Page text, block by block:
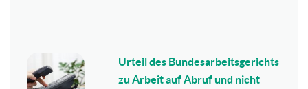
Urteil des Bundesarbeitsgerichts
zu Arbeit auf Abruf und nicht